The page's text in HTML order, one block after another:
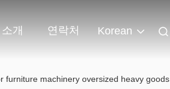
개 연락처 Korean
furniture machinery oversized heavy goods